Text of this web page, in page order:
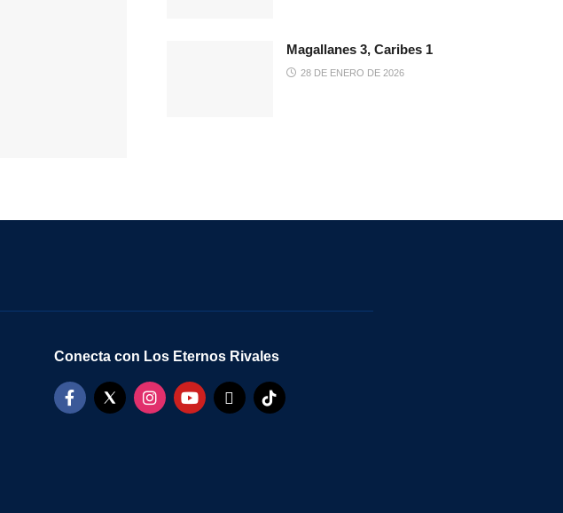
Magallanes 3, Caribes 1
28 DE ENERO DE 2026
Conecta con Los Eternos Rivales